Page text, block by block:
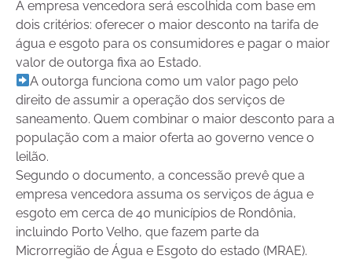
A empresa vencedora será escolhida com base em
dois critérios: oferecer o maior desconto na tarifa de
água e esgoto para os consumidores e pagar o maior
valor de outorga fixa ao Estado.
A outorga funciona como um valor pago pelo
direito de assumir a operação dos serviços de
saneamento. Quem combinar o maior desconto para a
população com a maior oferta ao governo vence o
leilão.
Segundo o documento, a concessão prevê que a
empresa vencedora assuma os serviços de água e
esgoto em cerca de 40 municípios de Rondônia,
incluindo Porto Velho, que fazem parte da
Microrregião de Água e Esgoto do estado (MRAE).